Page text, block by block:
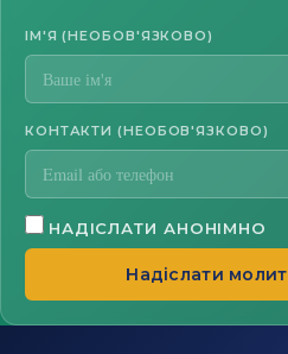
ІМ'Я (НЕОБОВ'ЯЗКОВО)
КОНТАКТИ (НЕОБОВ'ЯЗКОВО)
НАДІСЛАТИ АНОНІМНО
Надіслати